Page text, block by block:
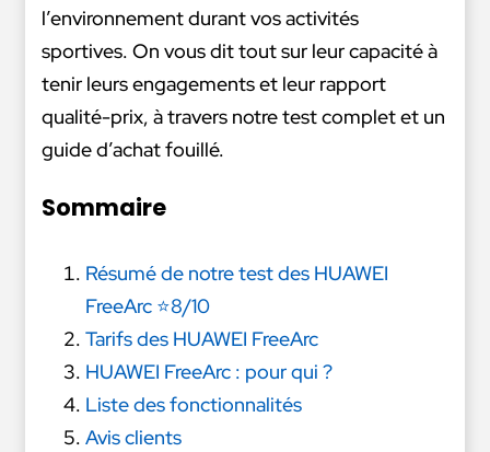
l’environnement durant vos activités
sportives. On vous dit tout sur leur capacité à
tenir leurs engagements et leur rapport
qualité-prix, à travers notre test complet et un
guide d’achat fouillé.
Sommaire
Résumé de notre test des HUAWEI
FreeArc ⭐8/10
Tarifs des HUAWEI FreeArc
HUAWEI FreeArc : pour qui ?
Liste des fonctionnalités
Avis clients